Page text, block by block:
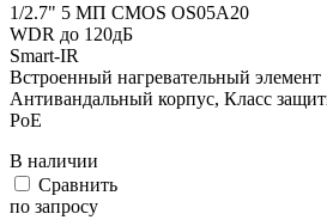
1/2.7" 5 МП CMOS OS05A20
WDR до 120дБ
Smart-IR
Встроенный нагревательный элемент
Антивандальный корпус, Класс
PoE
В наличии
Cравнить
по запросу